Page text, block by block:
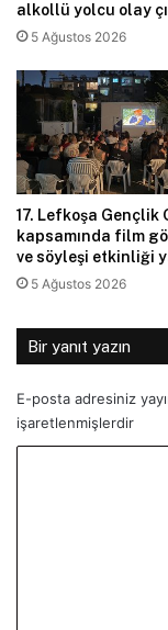
alkollü yolcu olay
5 Ağustos 2026
17. Lefkoşa Gençlik
kapsamında film
ve söyleşi etkinliği
5 Ağustos 2026
Bir yanıt yazın
E-posta adresiniz
işaretlenmişlerdir